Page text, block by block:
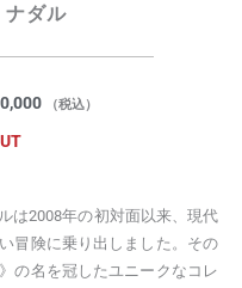
ナダル
（税込）
は2008年の初対面以来、現代
冒険に乗り出しました。その
の名を冠したユニークなコレ